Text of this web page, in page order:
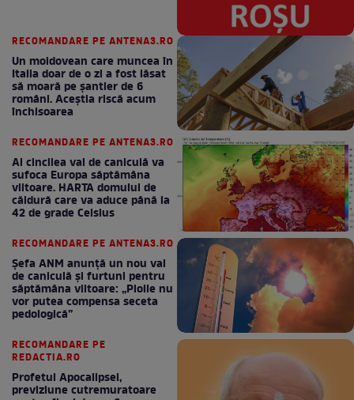
RECOMANDARE PE ANTENA3.RO
Un moldovean care muncea în
Italia doar de o zi a fost lăsat
să moară pe şantier de 6
români. Aceștia riscă acum
închisoarea
RECOMANDARE PE ANTENA3.RO
Al cincilea val de caniculă va
sufoca Europa săptămâna
viitoare. HARTA domului de
căldură care va aduce până la
42 de grade Celsius
RECOMANDARE PE ANTENA3.RO
Șefa ANM anunță un nou val
de caniculă și furtuni pentru
săptămâna viitoare: „Ploile nu
vor putea compensa seceta
pedologică”
RECOMANDARE PE
REDACTIA.RO
Profetul Apocalipsei,
previziune cutremuratoare